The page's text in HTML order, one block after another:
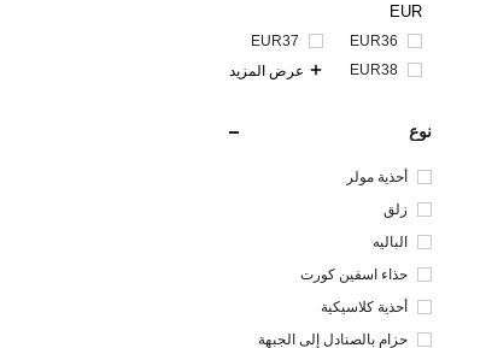
EUR
EUR36
EUR37
EUR38
عرض المزيد
نوع
أحذية مولر
زلق
الباليه
حذاء اسفين كورت
أحذية كلاسيكية
حزام بالصنادل إلى الجبهة